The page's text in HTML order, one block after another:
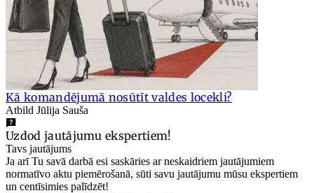
Kā komandējumā nosūtīt valdes locekli?
Atbild Jūlija Sauša
Uzdod jautājumu ekspertiem!
Tavs jautājums
Ja arī Tu savā darbā esi saskāries ar neskaidriem jautājumiem
normatīvo aktu piemērošanā, sūti savu jautājumu mūsu ekspertiem
un centīsimies palīdzēt!